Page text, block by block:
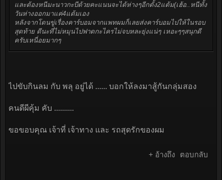
และต้องหนีมะนาวกะบีด้วยคะแนนจะได้ห่างๆอีกตั้ง2แต้ม(เฮ้อ..หนีทั้ง
วันห่างออกมาแค่4แต้มเอง
หลังจากโดนขู่เรื่องคาร์บอมจากแพทผมก็เลยส่งคาร์บอมไปให้ในรอบ
สุดท้าย ดีนะที่ไม่หมุนไปฟาดกะไครไม่จบหละยุ่งแน่ๆ เหอะๆๆสนุกดี
ครับเหนื่อยมากๆ
ไปขับกินลม กับ พลุ อยู่ได้ ...... บอกให้ลงมาสู้กันกลุ่มสอง
คนดีผีคุ้ม คับ ..........
ขอขอบคุณ เจ้าที่ เจ้าทาง และ รถสุดรักของผม
+ อ้างถึง ตอบกลับ